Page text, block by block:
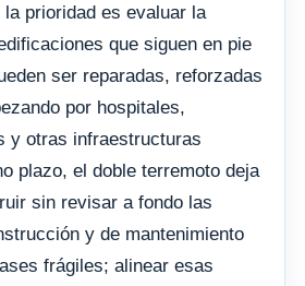
prioridad es evaluar la
que siguen en pie
ser reparadas, reforzadas
por hospitales,
y otras infraestructuras
plazo, el doble terremoto deja
sin revisar a fondo las
y de mantenimiento
frágiles; alinear esas